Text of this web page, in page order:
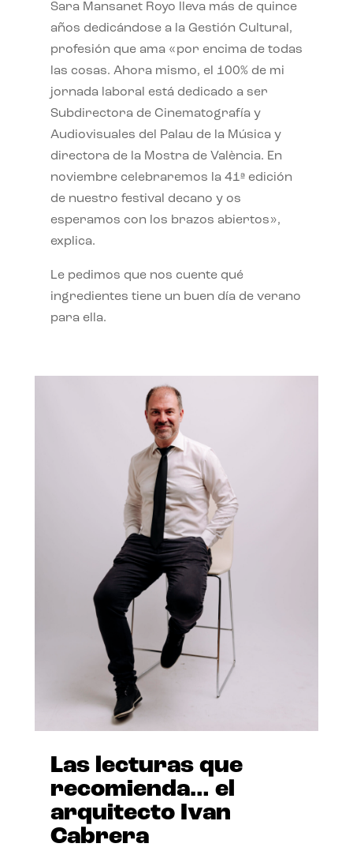
Sara Mansanet Royo lleva más de quince
años dedicándose a la Gestión Cultural,
profesión que ama «por encima de todas
las cosas. Ahora mismo, el 100% de mi
jornada laboral está dedicado a ser
Subdirectora de Cinematografía y
Audiovisuales del Palau de la Música y
directora de la Mostra de València. En
noviembre celebraremos la 41ª edición
de nuestro festival decano y os
esperamos con los brazos abiertos»,
explica.
Le pedimos que nos cuente qué
ingredientes tiene un buen día de verano
para ella.
Las lecturas que
recomienda… el
arquitecto Ivan
Cabrera